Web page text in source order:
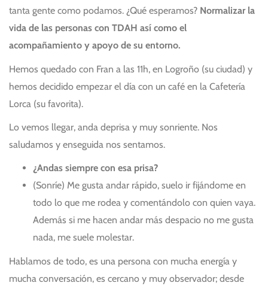
tanta gente como podamos. ¿Qué esperamos? Normalizar la
vida de las personas con TDAH así como el
acompañamiento y apoyo de su entorno.
Hemos quedado con Fran a las 11h, en Logroño (su ciudad) y
hemos decidido empezar el día con un café en la Cafetería
Lorca (su favorita).
Lo vemos llegar, anda deprisa y muy sonriente. Nos
saludamos y enseguida nos sentamos.
¿Andas siempre con esa prisa?
(Sonríe) Me gusta andar rápido, suelo ir fijándome en
todo lo que me rodea y comentándolo con quien vaya.
Además si me hacen andar más despacio no me gusta
nada, me suele molestar.
Hablamos de todo, es una persona con mucha energía y
mucha conversación, es cercano y muy observador; desde